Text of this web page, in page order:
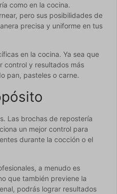
como en la cocina.
pero sus posibilidades de
precisa y uniforme en tus
en la cocina. Ya sea que
control y resultados más
pan, pasteles o carne.
Las brochas de repostería
un mejor control para
durante la cocción o el
a menudo es
que también previene la
podrás lograr resultados